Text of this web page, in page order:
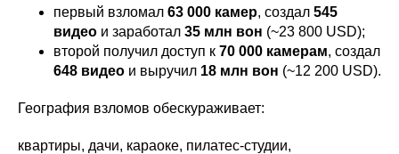
первый взломал 63 000 камер, создал 545
видео и заработал 35 млн вон (~23 800 USD);
второй получил доступ к 70 000 камерам, создал
648 видео и выручил 18 млн вон (~12 200 USD).
География взломов обескураживает:
квартиры, дачи, караоке, пилатес-студии,